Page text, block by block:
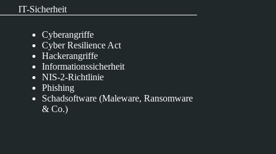
IT-Sicherheit
Cyberangriffe
Cyber Resilience Act
Hackerangriffe
Informationssicherheit
NIS-2-Richtlinie
Phishing
Schadsoftware (Maleware, Ransomware
& Co.)